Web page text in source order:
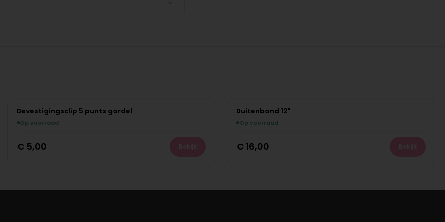
Bevestigingsclip 5 punts gordel
Op voorraad
€ 5,00
Buitenband 12"
Op voorraad
€ 16,00